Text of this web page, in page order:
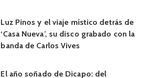
Luz Pinos y el viaje místico detrás de
‘Casa Nueva’, su disco grabado con la
banda de Carlos Vives
El año soñado de Dicapo: del